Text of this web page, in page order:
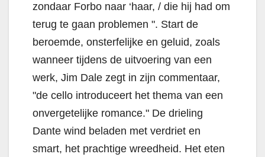
zondaar Forbo naar ‘haar, / die hij had om
terug te gaan problemen ". Start de
beroemde, onsterfelijke en geluid, zoals
wanneer tijdens de uitvoering van een
werk, Jim Dale zegt in zijn commentaar,
"de cello introduceert het thema van een
onvergetelijke romance." De drieling
Dante wind beladen met verdriet en
smart, het prachtige wreedheid. Het eten